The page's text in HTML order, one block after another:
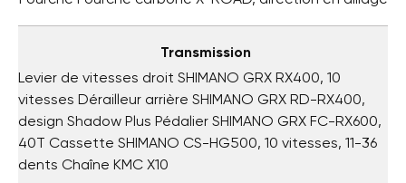
Transmission
Levier de vitesses droit SHIMANO GRX RX400, 10
vitesses Dérailleur arrière SHIMANO GRX RD-RX400,
design Shadow Plus Pédalier SHIMANO GRX FC-RX600,
40T Cassette SHIMANO CS-HG500, 10 vitesses, 11-36
dents Chaîne KMC X10